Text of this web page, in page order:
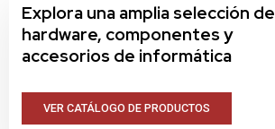
Explora una amplia selección de
hardware, componentes y
accesorios de informática
VER CATÁLOGO DE PRODUCTOS